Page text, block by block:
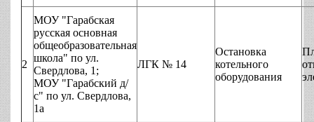
2
МОУ "Гарабская
русская основная
общеобразовательная
школа" по ул.
Свердлова, 1;
МОУ "Гарабский д/
с" по ул. Свердлова,
1а
ЛГК № 14
Остановка
котельного
оборудования